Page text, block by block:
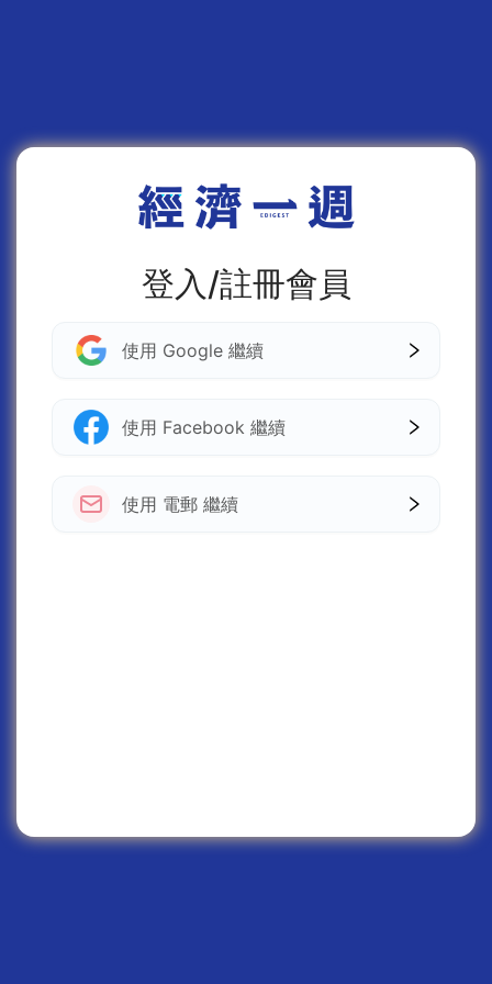
登入/註冊會員
使用 Google 繼續
使用 Facebook 繼續
使用 電郵 繼續